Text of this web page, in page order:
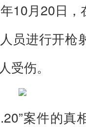
10月20日，
员进行开枪
受伤。
案件的真